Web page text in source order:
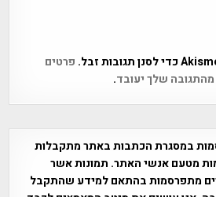
פרטים
מהתגובה שלך יעובד.
במסגרת הכתבות באתר מתקבלות
מטעם אנשי האתר. תמונות אשר
מתפרסמות בהתאם למידע שהתקבל